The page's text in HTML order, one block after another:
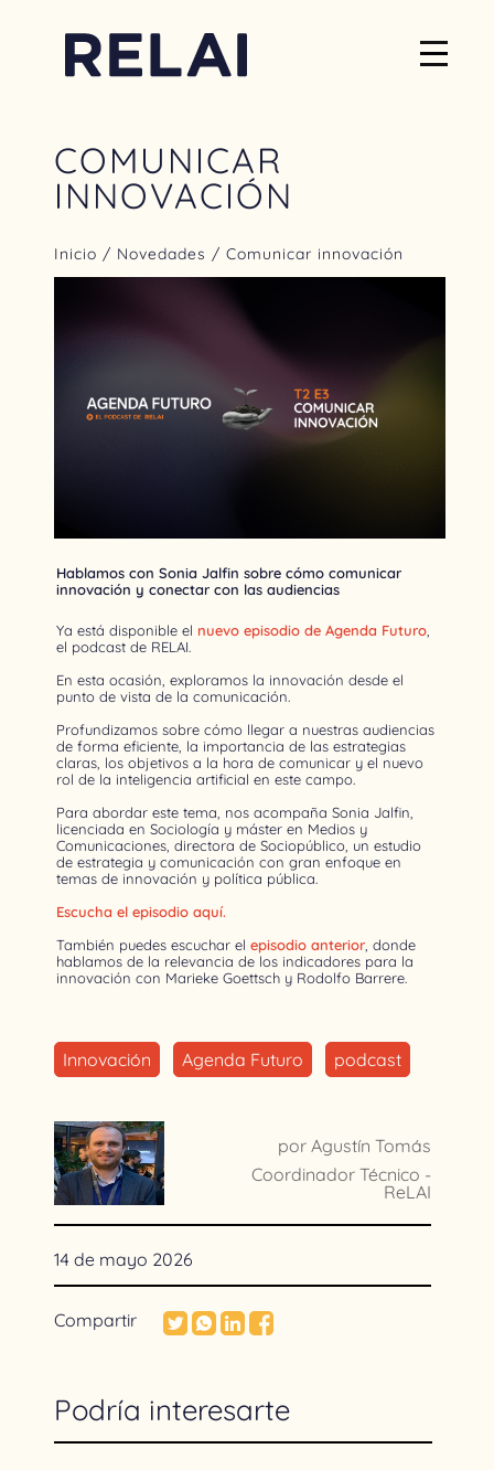
COMUNICAR
INNOVACIÓN
Inicio / Novedades / Comunicar innovación
Hablamos con Sonia Jalfin sobre cómo comunicar
innovación y conectar con las audiencias
Ya está disponible el nuevo episodio de Agenda Futuro,
el podcast de RELAI.
En esta ocasión, exploramos la innovación desde el
punto de vista de la comunicación.
Profundizamos sobre cómo llegar a nuestras audiencias
de forma eficiente, la importancia de las estrategias
claras, los objetivos a la hora de comunicar y el nuevo
rol de la inteligencia artificial en este campo.
Para abordar este tema, nos acompaña Sonia Jalfin,
licenciada en Sociología y máster en Medios y
Comunicaciones, directora de Sociopúblico, un estudio
de estrategia y comunicación con gran enfoque en
temas de innovación y política pública.
Escucha el episodio aquí.
También puedes escuchar el episodio anterior, donde
hablamos de la relevancia de los indicadores para la
innovación con Marieke Goettsch y Rodolfo Barrere.
Innovación Agenda Futuro podcast
por Agustín Tomás
Coordinador Técnico -
ReLAI
14 de mayo 2026
Compartir
Podría interesarte